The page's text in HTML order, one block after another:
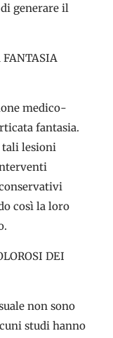
generare il
FANTASIA
medico-
fantasia.
lesioni
così la loro
DEI
non sono
studi hanno